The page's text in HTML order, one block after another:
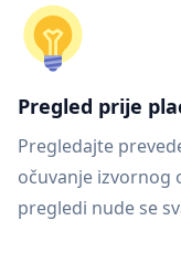
Pregled prije
Pregledajte
očuvanje izvornog
pregledi nude se